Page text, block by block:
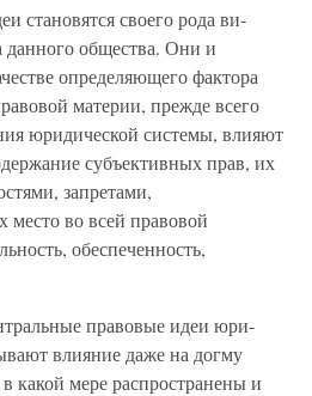
становятся своего рода ви­
данного общества. Они и
определяющего фактора
материи, прежде всего
юридической системы, влияют
субъективных прав, их
запретами,
место во всей правовой
обеспе­ченность,
правовые идеи юри­
влияние даже на догму
какой мере распространены и